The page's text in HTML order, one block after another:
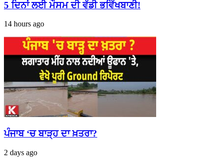
5 ਦਿਨਾਂ ਲਈ ਮੌਸਮ ਦੀ ਵੱਡੀ ਭਵਿੱਖਬਾਣੀ!
14 hours ago
ਪੰਜਾਬ ‘ਚ ਬਾੜ੍ਹ ਦਾ ਖ਼ਤਰਾ?
2 days ago